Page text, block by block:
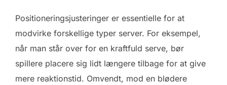
Positioneringsjusteringer er essentielle for at
modvirke forskellige typer server. For eksempel,
når man står over for en kraftfuld serve, bør
spillere placere sig lidt længere tilbage for at give
mere reaktionstid. Omvendt, mod en blødere